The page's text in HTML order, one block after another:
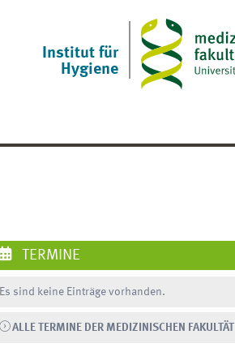
Institut für
Hygiene
TERMINE
Es sind keine Einträge vorhanden.
ALLE TERMINE DER MEDIZINISCHEN FAKULTÄT